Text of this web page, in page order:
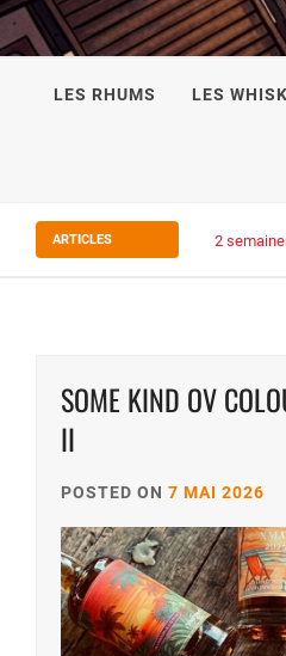
LES RHUMS LES
ARTICLES 2
SOME KIND OV
II
POSTED ON 7 MAI 2026